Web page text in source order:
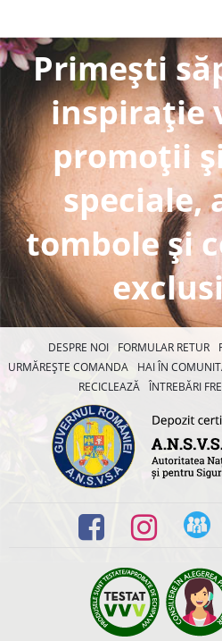
Primești
inspirație
promoții
speciale,
tombole și
DESPRE NOI FORMULAR RETUR
URMĂREȘTE COMANDA
HAI ÎN
RECICLEAZĂ ÎNTREBĂRI